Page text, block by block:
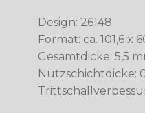
Design: 26148
Format: ca. 101,6 x
Gesamtdicke: 5,5
Nutzschichtdicke: